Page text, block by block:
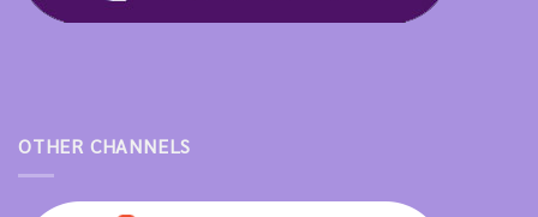
OTHER CHANNELS